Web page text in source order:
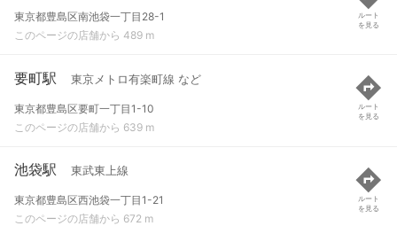
東京都豊島区南池袋一丁目28-1
このページの店舗から 489 m
ルート
を見る
要町駅 東京メトロ有楽町線 など
東京都豊島区要町一丁目1-10
このページの店舗から 639 m
ルート
を見る
池袋駅 東武東上線
東京都豊島区西池袋一丁目1-21
このページの店舗から 672 m
ルート
を見る